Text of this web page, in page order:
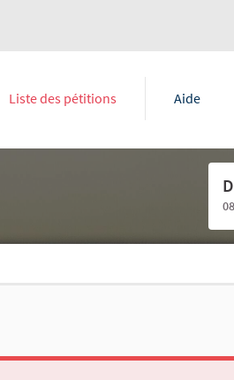
Liste des pétitions Aide